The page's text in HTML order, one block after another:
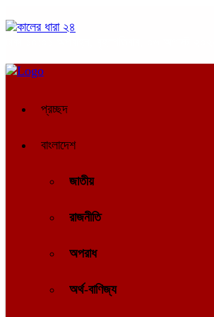
প্রচ্ছদ
বাংলাদেশ
জাতীয়
রাজনীতি
অপরাধ
অর্থ-বাণিজ্য